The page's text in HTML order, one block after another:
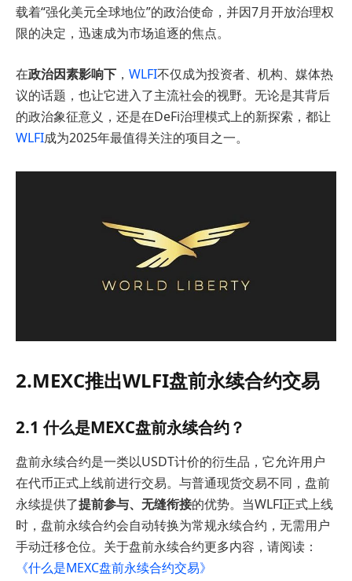
载着“强化美元全球地位”的政治使命，并因7月开放治理权
限的决定，迅速成为市场追逐的焦点。
在政治因素影响下 ， WLFI不仅成为投资者、机构、媒体热
议的话题，也让它进入了主流社会的视野。无论是其背后
的政治象征意义，还是在DeFi治理模式上的新探索，都让
WLFI成为2025年最值得关注的项目之一。
2.MEXC推出WLFI盘前永续合约交易
2.1 什么是MEXC盘前永续合约？
盘前永续合约是一类以USDT计价的衍生品，它允许用户
在代币正式上线前进行交易。与普通现货交易不同，盘前
永续提供了提前参与、无缝衔接的优势。当WLFI正式上线
时，盘前永续合约会自动转换为常规永续合约，无需用户
手动迁移仓位。关于盘前永续合约更多内容，请阅读：
《什么是MEXC盘前永续合约交易》